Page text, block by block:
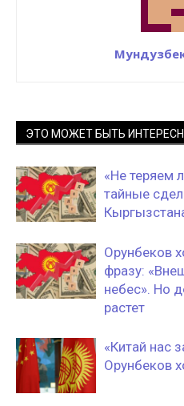
ЭТО МОЖЕТ БЫТЬ
«Не теряем
тайные
Орунбеков
фразу:
небес». Но
растет
«Китай нас
Орунбеков